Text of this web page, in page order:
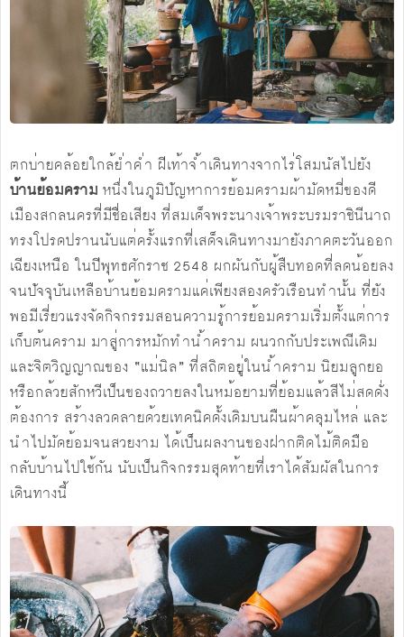
ตกบ่ายคล้อยใกล้ย่ำค่ำ ฝีเท้าจ้ำเดินทางจากไร่โสมนัสไปยัง
บ้านย้อมคราม หนึ่งในภูมิปัญหาการย้อมครามผ้ามัดหมี่ของดี
เมืองสกลนครที่มีชื่อเสียง ที่สมเด็จพระนางเจ้าพระบรมราชินีนาถ
ทรงโปรดปรานนับแต่ครั้งแรกที่เสด็จเดินทางมายังภาคตะวันออก
เฉียงเหนือ ในปีพุทธศักราช 2548 ผกผันกับผู้สืบทอดที่ลดน้อยลง
จนปัจจุบันเหลือบ้านย้อมครามแค่เพียงสองครัวเรือนทำนั้น ที่ยัง
พอมีเรี่ยวแรงจัดกิจกรรมสอนความรู้การย้อมครามเริ่มตั้งแต่การ
เก็บต้นคราม มาสู่การหมักทำน้ำคราม ผนวกกับประเพณีเดิม
และจิตวิญญาณของ “แม่นิล” ที่สถิตอยู่ในน้ำคราม นิยมลูกยอ
หรือกล้วยสักหวีเป็นของถวายลงในหม้อยามที่ย้อมแล้วสีไม่สดดั่ง
ต้องการ สร้างลวดลายด้วยเทคนิคดั้งเดิมบนผืนผ้าคลุมไหล่ และ
นำไปมัดย้อมจนสวยงาม ได้เป็นผลงานของฝากติดไม้ติดมือ
กลับบ้านไปใช้กัน นับเป็นกิจกรรมสุดท้ายที่เราได้สัมผัสในการ
เดินทางนี้